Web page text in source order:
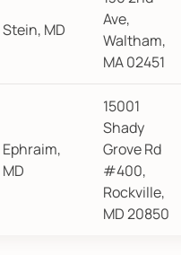
Stein, MD
Ave,
Waltham,
MA 02451
Ephraim,
MD
15001
Shady
Grove Rd
#400,
Rockville,
MD 20850